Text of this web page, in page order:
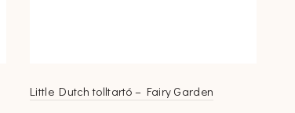
Little Dutch tolltartó – Fairy Garden